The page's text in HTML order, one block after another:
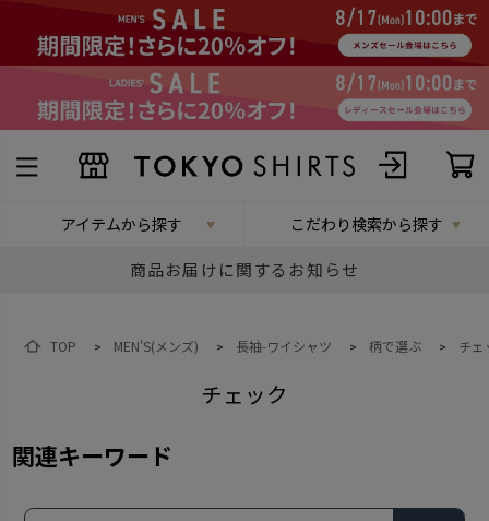
アイテムから探す こだわり検索から探す
商品お届けに関するお知らせ
TOP > MEN'S(メンズ) > 長袖-ワイシャツ > 柄で選ぶ > チェ
チェック
関連キーワード